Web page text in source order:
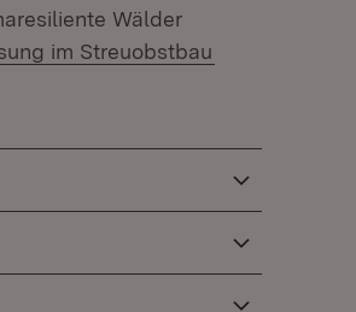
Wälder
im Streuobstbau